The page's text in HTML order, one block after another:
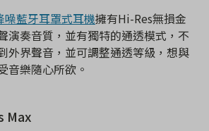
噪藍牙耳罩式耳機擁有Hi-Res無損金
演奏音質，並有獨特的通透模式，不
外界聲音，並可調整通透等級，想與
音樂隨心所欲。
Max